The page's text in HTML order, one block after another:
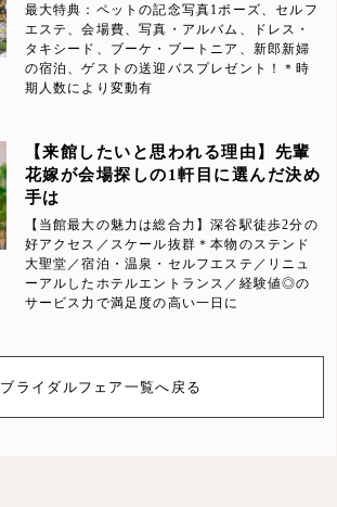
最大特典：ペットの記念写真1ポーズ、セルフ
エステ、会場費、写真・アルバム、ドレス・
タキシード、ブーケ・ブートニア、新郎新婦
の宿泊、ゲストの送迎バスプレゼント！＊時
期人数により変動有
【来館したいと思われる理由】先輩
花嫁が会場探しの1軒目に選んだ決め
手は
【当館最大の魅力は総合力】深谷駅徒歩2分の
好アクセス／スケール抜群＊本物のステンド
大聖堂／宿泊・温泉・セルフエステ／リニュ
ーアルしたホテルエントランス／経験値◎の
サービス力で満足度の高い一日に
ブライダルフェア一覧へ戻る